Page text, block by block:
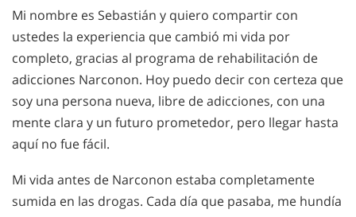
Mi nombre es Sebastián y quiero compartir con
ustedes la experiencia que cambió mi vida por
completo, gracias al programa de rehabilitación de
adicciones Narconon. Hoy puedo decir con certeza que
soy una persona nueva, libre de adicciones, con una
mente clara y un futuro prometedor, pero llegar hasta
aquí no fue fácil.
Mi vida antes de Narconon estaba completamente
sumida en las drogas. Cada día que pasaba, me hundía